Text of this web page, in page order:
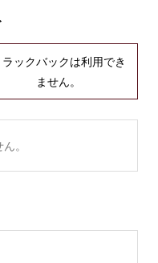
ラックバックは利用でき
ません。
。